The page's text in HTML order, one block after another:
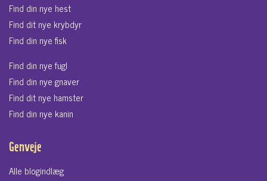
Find din nye hest
Find dit nye krybdyr
Find din nye fisk
Find din nye fugl
Find din nye gnaver
Find dit nye hamster
Find din nye kanin
Genveje
Alle blogindlæg